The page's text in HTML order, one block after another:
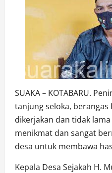
SUAKA – KOTABARU.
tanjung seloka,
dikerjakan dan tidak
menikmat dan sangat
desa untuk membawa
Kepala Desa Sejakah H.